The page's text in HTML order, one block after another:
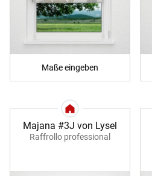
Maße eingeben
Majana #3J von Lysel
Raffrollo professional